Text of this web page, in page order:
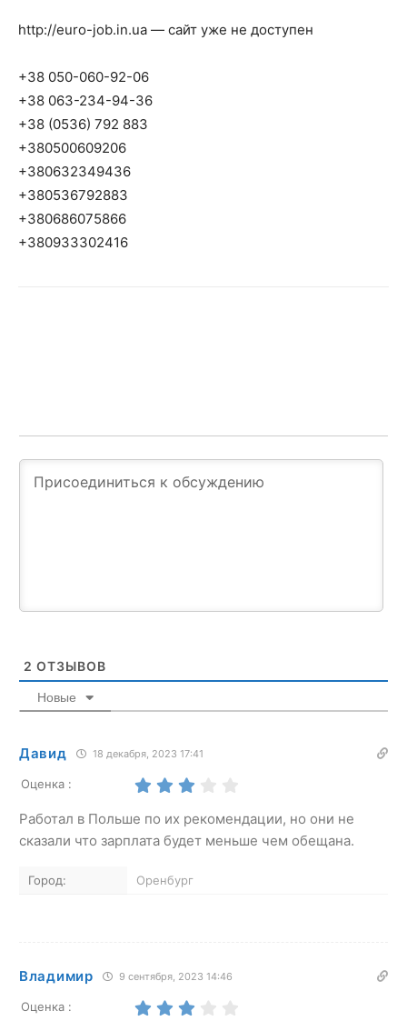
http://euro-job.in.ua — сайт уже не доступен
+38 050-060-92-06
+38 063-234-94-36
+38 (0536) 792 883
+380500609206
+380632349436
+380536792883
+380686075866
+380933302416
2 ОТЗЫВОВ
Новые
Давид 18 декабря, 2023 17:41
Оценка :
Работал в Польше по их рекомендации, но они не
сказали что зарплата будет меньше чем обещана.
Город: Оренбург
Владимир 9 сентября, 2023 14:46
Оценка :